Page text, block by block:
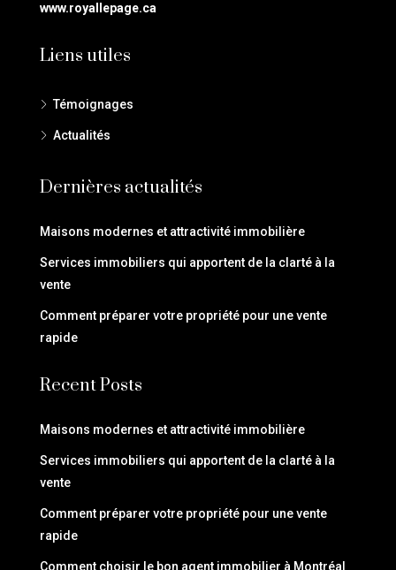
www.royallepage.ca
Liens utiles
Témoignages
Actualités
Dernières actualités
Maisons modernes et attractivité immobilière
Services immobiliers qui apportent de la clarté à la
vente
Comment préparer votre propriété pour une vente
rapide
Recent Posts
Maisons modernes et attractivité immobilière
Services immobiliers qui apportent de la clarté à la
vente
Comment préparer votre propriété pour une vente
rapide
Comment choisir le bon agent immobilier à Montréal